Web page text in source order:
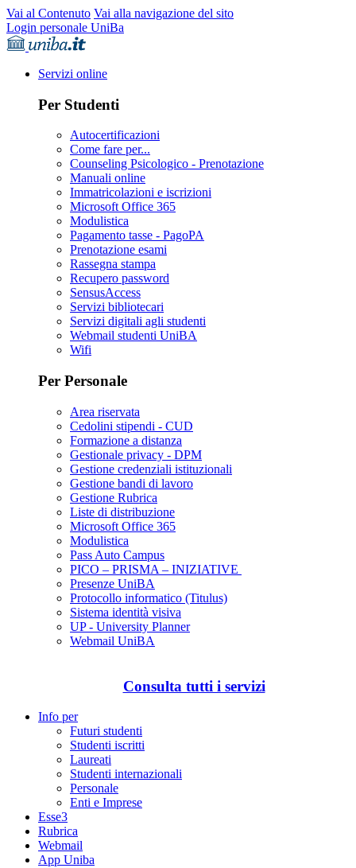
Vai al Contenuto Vai alla navigazione del sito
Login personale UniBa
Servizi online
Per Studenti
Autocertificazioni
Come fare per...
Counseling Psicologico - Prenotazione
Manuali online
Immatricolazioni e iscrizioni
Microsoft Office 365
Modulistica
Pagamento tasse - PagoPA
Prenotazione esami
Rassegna stampa
Recupero password
SensusAccess
Servizi bibliotecari
Servizi digitali agli studenti
Webmail studenti UniBA
Wifi
Per Personale
Area riservata
Cedolini stipendi - CUD
Formazione a distanza
Gestionale privacy - DPM
Gestione credenziali istituzionali
Gestione bandi di lavoro
Gestione Rubrica
Liste di distribuzione
Microsoft Office 365
Modulistica
Pass Auto Campus
PICO – PRISMA – INIZIATIVE
Presenze UniBA
Protocollo informatico (Titulus)
Sistema identità visiva
UP - University Planner
Webmail UniBA
Consulta tutti i servizi
Info per
Futuri studenti
Studenti iscritti
Laureati
Studenti internazionali
Personale
Enti e Imprese
Esse3
Rubrica
Webmail
App Uniba